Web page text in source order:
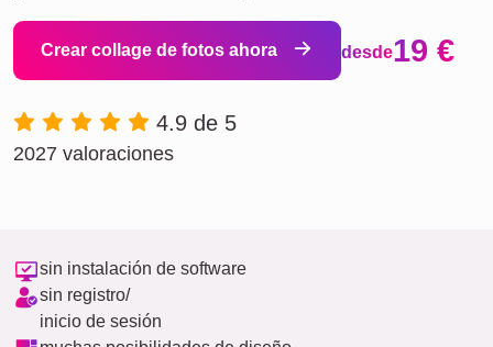
Crear collage de fotos ahora desde19 €
4.9 de 5
2027 valoraciones
sin instalación de software
sin registro/
inicio de sesión